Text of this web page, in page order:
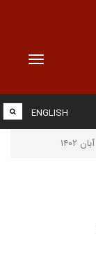
Toggle
ENGLISH
آبان ۱۴۰۲